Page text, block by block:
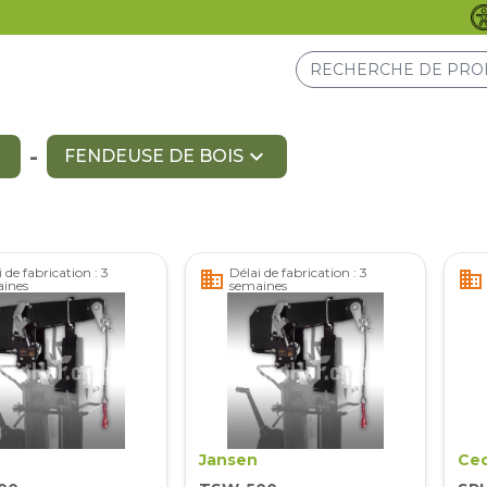
- FENDEUSE DE BOIS expand_more
de fabrication : 3
business Délai de fabrication : 3
semaines
Jansen
business